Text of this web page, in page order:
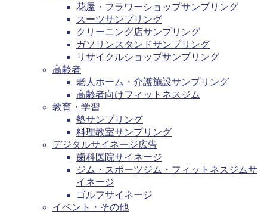
花屋・フラワーショップサンプリング
スーツサンプリング
クリーニング店サンプリング
ガソリンスタンドサンプリング
リサイクルショップサンプリング
高齢者
老人ホーム・介護施設サンプリング
高齢者向けフィットネスジム
教育・学習
塾サンプリング
料理教室サンプリング
デジタルサイネージ広告
歯科医院サイネージ
ジム・スポーツジム・フィットネスジムサ
イネージ
ゴルフサイネージ
イベント・その他